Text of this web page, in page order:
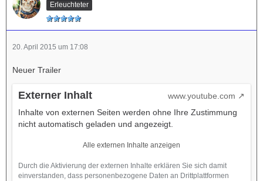
Erleuchteter
20. April 2015 um 17:08
Neuer Trailer
Externer Inhalt
www.youtube.com
Inhalte von externen Seiten werden ohne Ihre Zustimmung
nicht automatisch geladen und angezeigt.
Alle externen Inhalte anzeigen
Durch die Aktivierung der externen Inhalte erklären Sie sich damit
einverstanden, dass personenbezogene Daten an Drittplattformen